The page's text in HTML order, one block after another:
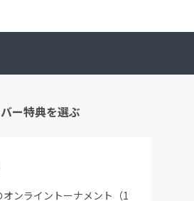
ー特典を選ぶ
オンライントーナメント（1